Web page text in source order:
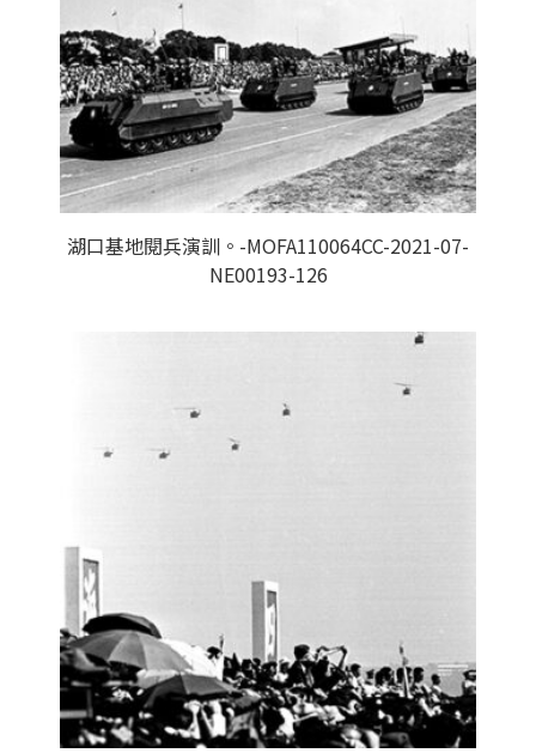
湖口基地閱兵演訓。-MOFA110064CC-2021-07-
NE00193-126